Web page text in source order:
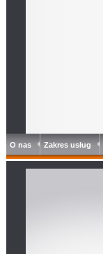
O nas Zakres usług